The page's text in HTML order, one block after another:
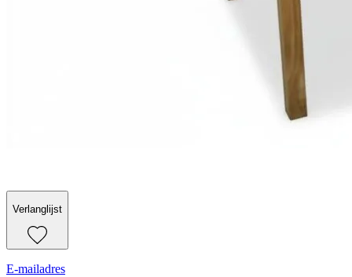
Verlanglijst
E-mailadres